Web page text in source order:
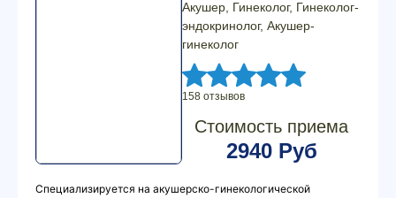
Акушер, Гинеколог, Гинеколог-
эндокринолог, Акушер-
гинеколог
158 отзывов
Стоимость приема
2940 Руб
Специализируется на акушерско-гинекологической